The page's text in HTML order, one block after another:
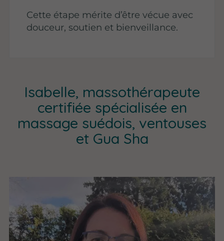
Cette étape mérite d’être vécue avec
douceur, soutien et bienveillance.
Isabelle, massothérapeute
certifiée spécialisée en
massage suédois, ventouses
et Gua Sha